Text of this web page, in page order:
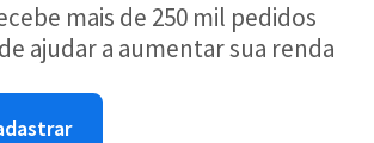
mais de 250 mil pedidos
ajudar a aumentar sua renda